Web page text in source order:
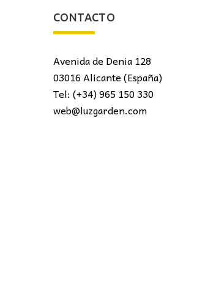
CONTACTO
Avenida de Denia 128
03016 Alicante (España)
Tel: (+34) 965 150 330
web@luzgarden.com